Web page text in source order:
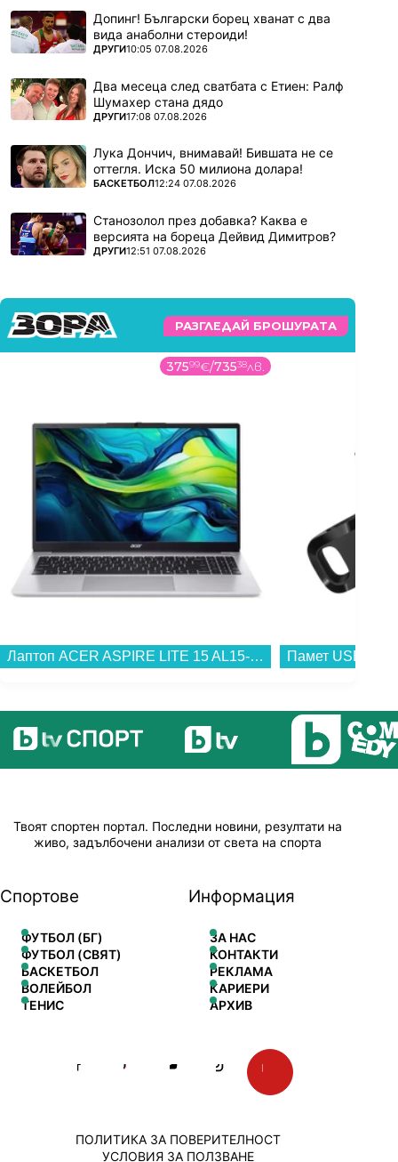
Допинг! Български борец хванат с два
вида анаболни стероиди!
ПОВЕЧЕ ОТ
ДРУГИ10:05 07.08.2026
Два месеца след сватбата с Етиен: Ралф
Шумахер стана дядо
ПОВЕЧЕ ОТ
ДРУГИ17:08 07.08.2026
Лука Дончич, внимавай! Бившата не се
оттегля. Иска 50 милиона долара!
ПОВЕЧЕ ОТ
БАСКЕТБОЛ12:24 07.08.2026
Станозолол през добавка? Каква е
версията на бореца Дейвид Димитров?
ПОВЕЧЕ ОТ
ДРУГИ12:51 07.08.2026
РАЗГЛЕДАЙ БРОШУРАТА
37599€/73538лв.
Лаптоп ACER ASPIRE LITE 15 AL15-41P-R4NT NX.J98EX.00A , 15.60 , 16 , 512GB SSD , AMD Radeon Graphics , AMD Ryzen 3 5300U QUAD CORE , Без OS...
Твоят спортен портал. Последни новини, резултати на
живо, задълбочени анализи от света на спорта
Спортове
ФУТБОЛ (БГ)
ФУТБОЛ (СВЯТ)
БАСКЕТБОЛ
ВОЛЕЙБОЛ
ТЕНИС
Информация
ЗА НАС
КОНТАКТИ
РЕКЛАМА
КАРИЕРИ
АРХИВ
ПОЛИТИКА ЗА ПОВЕРИТЕЛНОСТ
УСЛОВИЯ ЗА ПОЛЗВАНЕ